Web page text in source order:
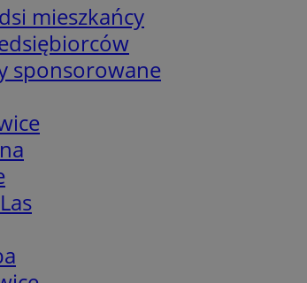
mieszkańcy
sponsorowane